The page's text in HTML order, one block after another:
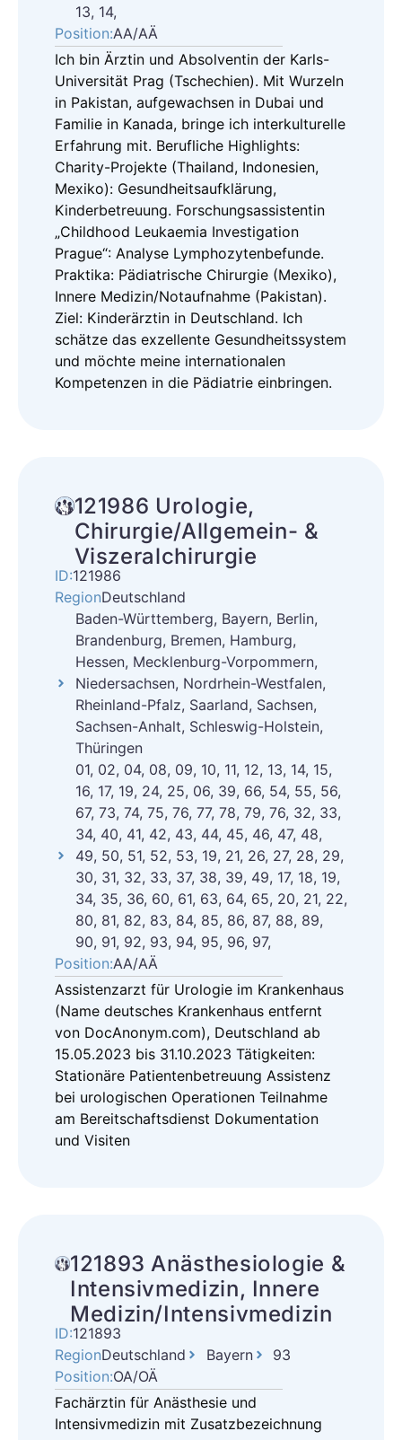
13, 14,
Position:AA/AÄ
Ich bin Ärztin und Absolventin der Karls-
Universität Prag (Tschechien). Mit Wurzeln
in Pakistan, aufgewachsen in Dubai und
Familie in Kanada, bringe ich interkulturelle
Erfahrung mit. Berufliche Highlights:
Charity-Projekte (Thailand, Indonesien,
Mexiko): Gesundheitsaufklärung,
Kinderbetreuung. Forschungsassistentin
„Childhood Leukaemia Investigation
Prague“: Analyse Lymphozytenbefunde.
Praktika: Pädiatrische Chirurgie (Mexiko),
Innere Medizin/Notaufnahme (Pakistan).
Ziel: Kinderärztin in Deutschland. Ich
schätze das exzellente Gesundheitssystem
und möchte meine internationalen
Kompetenzen in die Pädiatrie einbringen.
121986 Urologie,
Chirurgie/Allgemein- &
Viszeralchirurgie
ID:121986
RegionDeutschland
Baden-Württemberg, Bayern, Berlin,
Brandenburg, Bremen, Hamburg,
Hessen, Mecklenburg-Vorpommern,
Niedersachsen, Nordrhein-Westfalen,
Rheinland-Pfalz, Saarland, Sachsen,
Sachsen-Anhalt, Schleswig-Holstein,
Thüringen
01, 02, 04, 08, 09, 10, 11, 12, 13, 14, 15,
16, 17, 19, 24, 25, 06, 39, 66, 54, 55, 56,
67, 73, 74, 75, 76, 77, 78, 79, 76, 32, 33,
34, 40, 41, 42, 43, 44, 45, 46, 47, 48,
49, 50, 51, 52, 53, 19, 21, 26, 27, 28, 29,
30, 31, 32, 33, 37, 38, 39, 49, 17, 18, 19,
34, 35, 36, 60, 61, 63, 64, 65, 20, 21, 22,
80, 81, 82, 83, 84, 85, 86, 87, 88, 89,
90, 91, 92, 93, 94, 95, 96, 97,
Position:AA/AÄ
Assistenzarzt für Urologie im Krankenhaus
(Name deutsches Krankenhaus entfernt
von DocAnonym.com), Deutschland ab
15.05.2023 bis 31.10.2023 Tätigkeiten:
Stationäre Patientenbetreuung Assistenz
bei urologischen Operationen Teilnahme
am Bereitschaftsdienst Dokumentation
und Visiten
121893 Anästhesiologie &
Intensivmedizin, Innere
Medizin/Intensivmedizin
ID:121893
RegionDeutschland Bayern
93
Position:OA/OÄ
Fachärztin für Anästhesie und
Intensivmedizin mit Zusatzbezeichnung